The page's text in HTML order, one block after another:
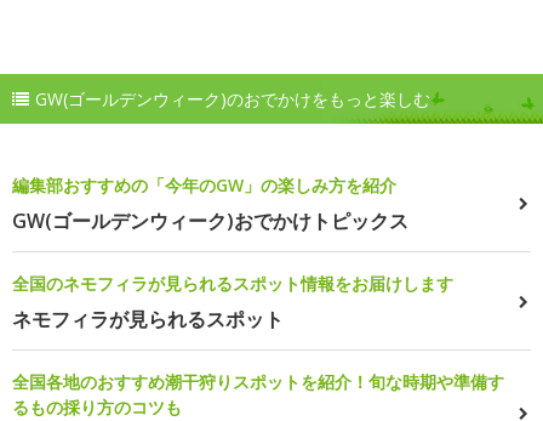
GW(ゴールデンウィーク)のおでかけをもっと楽しむ
編集部おすすめの「今年のGW」の楽しみ方を紹介
GW(ゴールデンウィーク)おでかけトピックス
全国のネモフィラが見られるスポット情報をお届けします
ネモフィラが見られるスポット
全国各地のおすすめ潮干狩りスポットを紹介！旬な時期や準備す
るもの採り方のコツも